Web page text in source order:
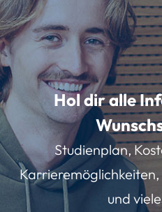
Hol dir alle
Studienplan,
Karrieremöglichkeiten,
und